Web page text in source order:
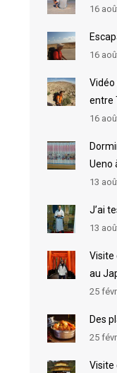
16
16
Vidéo
entre
16
Ueno
13
J’ai
13
Visite
au
25
Des
25
Visite